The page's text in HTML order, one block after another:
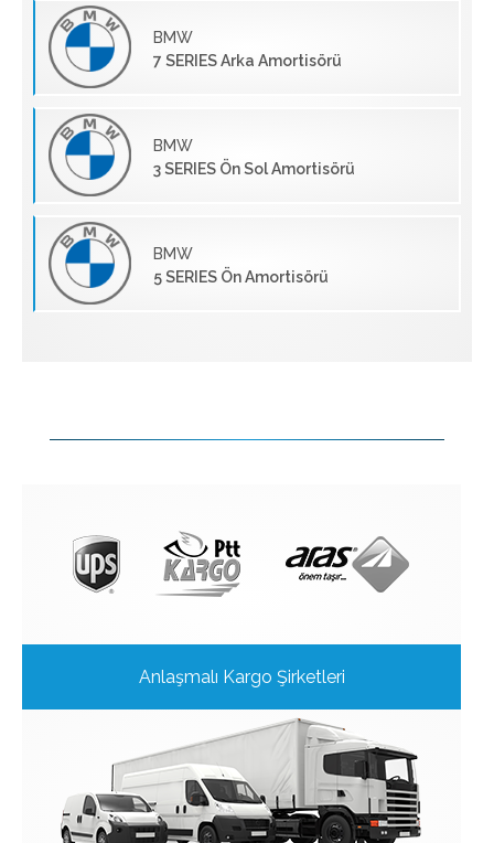
BMW
7 SERIES Arka Amortisörü
BMW
3 SERIES Ön Sol Amortisörü
BMW
5 SERIES Ön Amortisörü
Anlaşmalı Kargo Şirketleri